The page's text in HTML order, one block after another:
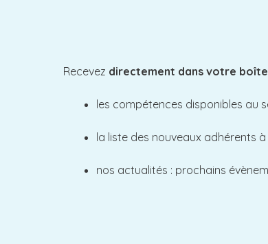
Recevez directement dans votre
les compétences disponibles au
la liste des nouveaux adhérents à
nos actualités : prochains